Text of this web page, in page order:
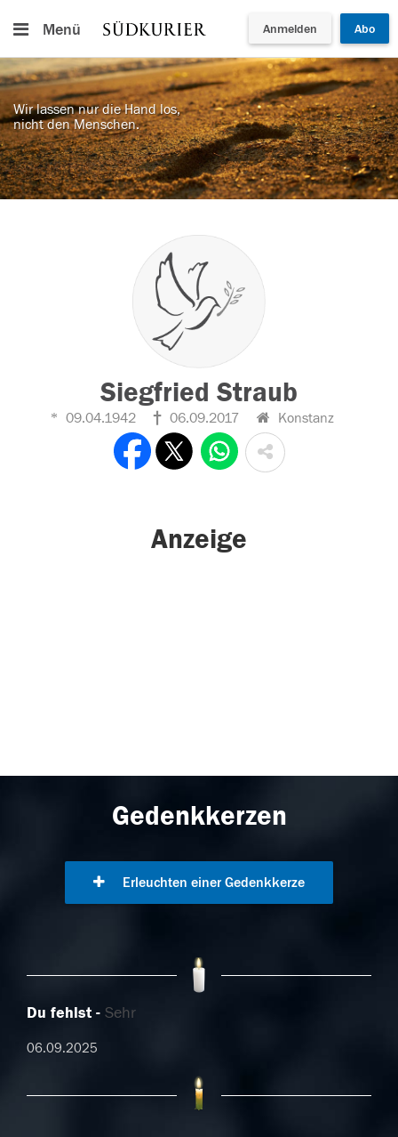
Menü Anmelden Abo
Wir lassen nur die Hand los,
nicht den Menschen.
Siegfried Straub
09.04.1942 06.09.2017 Konstanz
Anzeige
Gedenkkerzen
Erleuchten einer Gedenkkerze
Du fehlst Sehr
06.09.2025